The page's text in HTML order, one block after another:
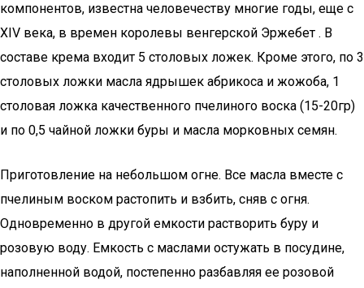
компонентов, известна человечеству многие годы, еще с
XIV века, в времен королевы венгерской Эржебет . В
составе крема входит 5 столовых ложек. Кроме этого, по 3
столовых ложки масла ядрышек абрикоса и жожоба, 1
столовая ложка качественного пчелиного воска (15-20гр)
и по 0,5 чайной ложки буры и масла морковных семян.
Приготовление на небольшом огне. Все масла вместе с
пчелиным воском растопить и взбить, сняв с огня.
Одновременно в другой емкости растворить буру и
розовую воду. Емкость с маслами остужать в посудине,
наполненной водой, постепенно разбавляя ее розовой